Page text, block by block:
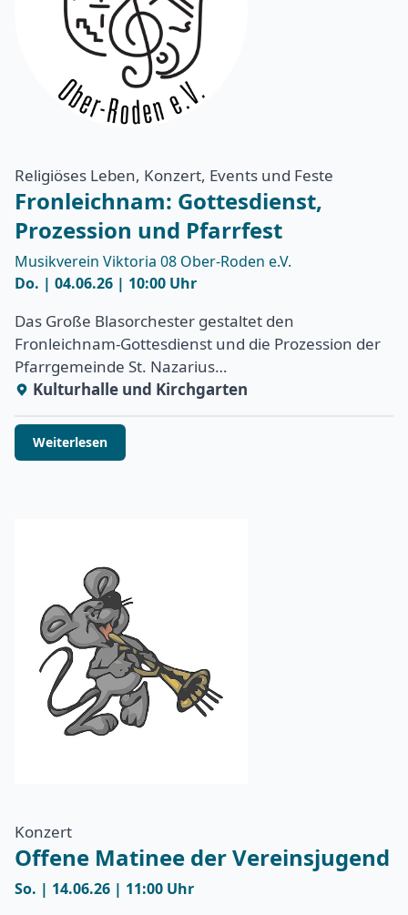
Religiöses Leben, Konzert, Events und Feste
Fronleichnam: Gottesdienst,
Prozession und Pfarrfest
Musikverein Viktoria 08 Ober-Roden e.V.
Do. | 04.06.26 | 10:00 Uhr
Das Große Blasorchester gestaltet den
Fronleichnam-Gottesdienst und die Prozession der
Pfarrgemeinde St. Nazarius…
Kulturhalle und Kirchgarten
Weiterlesen
Konzert
Offene Matinee der Vereinsjugend
So. | 14.06.26 | 11:00 Uhr